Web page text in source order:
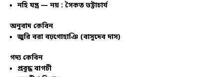
নহি যন্ত্র — নয় : সৈকত ভট্টাচার্য
অনুবাদ কেবিন
জুরি বরা বঢ়গোহাঞি (বাসুদেব দাস)
গদ্য কেবিন
প্রবুদ্ধ বাগচী